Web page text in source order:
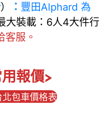
） ： 豐田Alphard 為
大裝載：6人4大件行
客服。
報價>
北包車價格表